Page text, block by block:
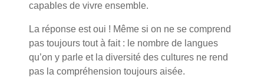
capables de vivre ensemble.
La réponse est oui ! Même si on ne se comprend
pas toujours tout à fait : le nombre de langues
qu’on y parle et la diversité des cultures ne rend
pas la compréhension toujours aisée.